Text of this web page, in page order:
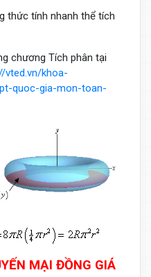
thức tính nhanh thể tích
chương Tích phân tại
vted.vn/khoa-
quoc-gia-mon-toan-
MẠI ĐỒNG GIÁ